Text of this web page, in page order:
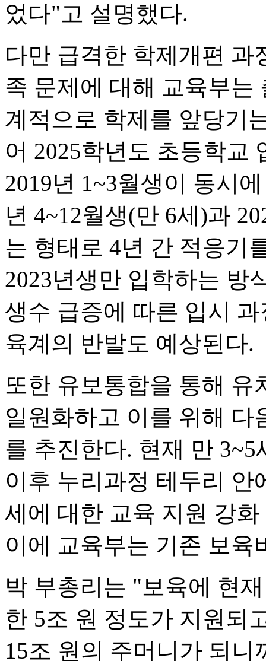
었다"고 설명했다.
다만 급격한 학제개편 과
족 문제에 대해 교육부는
계적으로 학제를 앞당기
어 2025학년도 초등학교
2019년 1~3월생이 동시
년 4~12월생(만 6세)과
는 형태로 4년 간 적응기
2023년생만 입학하는 방
생수 급증에 따른 입시
육계의 반발도 예상된다.
또한 유보통합을 통해 유
일원화하고 이를 위해
를 추진한다. 현재 만
이후 누리과정 테두리 안
세에 대한 교육 지원 강
이에 교육부는 기존 보육
박 부총리는 "보육에 현
한 5조 원 정도가 지원되
15조 원의 주머니가 되